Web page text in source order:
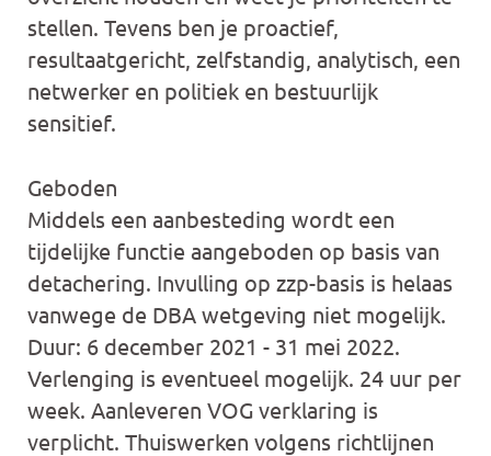
stellen. Tevens ben je proactief,
resultaatgericht, zelfstandig, analytisch, een
netwerker en politiek en bestuurlijk
sensitief.
Geboden
Middels een aanbesteding wordt een
tijdelijke functie aangeboden op basis van
detachering. Invulling op zzp-basis is helaas
vanwege de DBA wetgeving niet mogelijk.
Duur: 6 december 2021 - 31 mei 2022.
Verlenging is eventueel mogelijk. 24 uur per
week. Aanleveren VOG verklaring is
verplicht. Thuiswerken volgens richtlijnen